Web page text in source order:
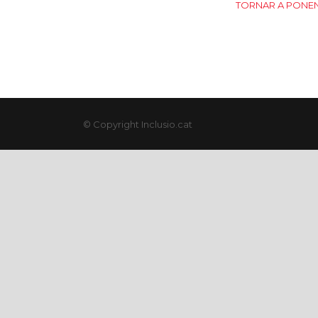
TORNAR A
© Copyright Inclusio.cat